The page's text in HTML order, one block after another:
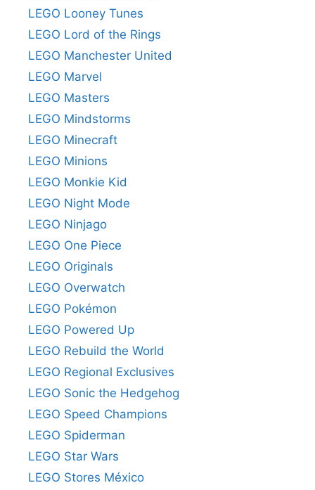
LEGO Looney Tunes
LEGO Lord of the Rings
LEGO Manchester United
LEGO Marvel
LEGO Masters
LEGO Mindstorms
LEGO Minecraft
LEGO Minions
LEGO Monkie Kid
LEGO Night Mode
LEGO Ninjago
LEGO One Piece
LEGO Originals
LEGO Overwatch
LEGO Pokémon
LEGO Powered Up
LEGO Rebuild the World
LEGO Regional Exclusives
LEGO Sonic the Hedgehog
LEGO Speed Champions
LEGO Spiderman
LEGO Star Wars
LEGO Stores México